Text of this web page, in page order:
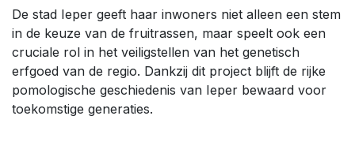
De stad Ieper geeft haar inwoners niet alleen een stem
in de keuze van de fruitrassen, maar speelt ook een
cruciale rol in het veiligstellen van het genetisch
erfgoed van de regio. Dankzij dit project blijft de rijke
pomologische geschiedenis van Ieper bewaard voor
toekomstige generaties.